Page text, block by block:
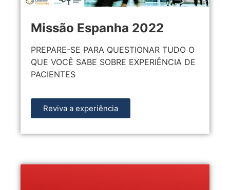
Missão Espanha 2022
PREPARE-SE PARA QUESTIONAR TUDO O
QUE VOCÊ SABE SOBRE EXPERIÊNCIA DE
PACIENTES
Reviva a experiência